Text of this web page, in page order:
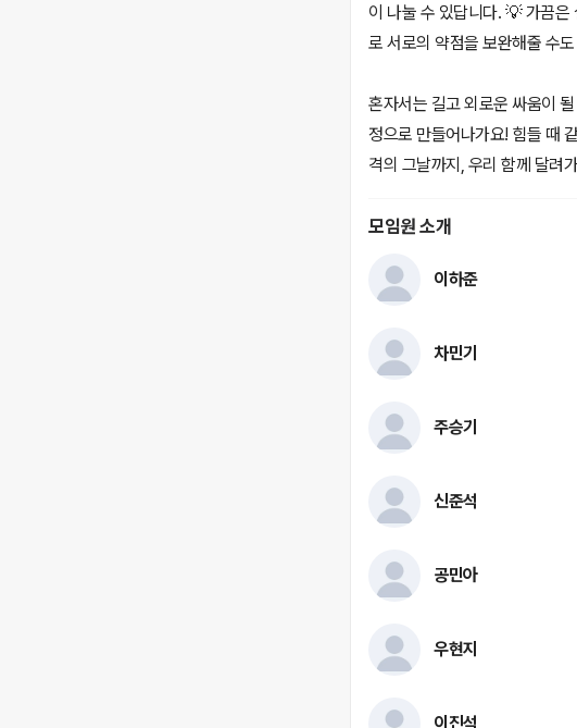
이 나눌 수 있답니다. 💡 가끔은
로 서로의 약점을 보완해줄 수
혼자서는 길고 외로운 싸움이
정으로 만들어나가요! 힘들 때
격의 그날까지, 우리 함께 달려
모임원 소개
이하준
차민기
주승기
신준석
공민아
우현지
이진석